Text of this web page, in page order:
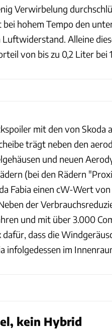
Verwirbelung
bei hohem Tempo den
Luftwiderstand. Alleine
von bis zu 0,2 Liter bei
mit den von Skoda
trägt neben den
und neuen
(bei den Rädern
Fabia einen cW-Wert
der
und mit über 3.000
dass die
infolgedessen im
kein Hybrid